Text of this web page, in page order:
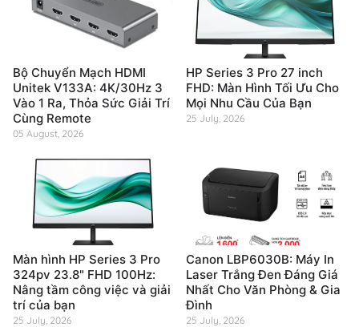
Bộ Chuyển Mạch HDMI
Unitek V133A: 4K/30Hz 3
Vào 1 Ra, Thỏa Sức Giải Trí
Cùng Remote
05 August, 2026
HP Series 3 Pro 27 inch
FHD: Màn Hình Tối Ưu Cho
Mọi Nhu Cầu Của Bạn
25 July, 2026
Màn hình HP Series 3 Pro
324pv 23.8" FHD 100Hz:
Nâng tầm công việc và giải
trí của bạn
25 July, 2026
Canon LBP6030B: Máy In
Laser Trắng Đen Đáng Giá
Nhất Cho Văn Phòng & Gia
Đình
25 July, 2026